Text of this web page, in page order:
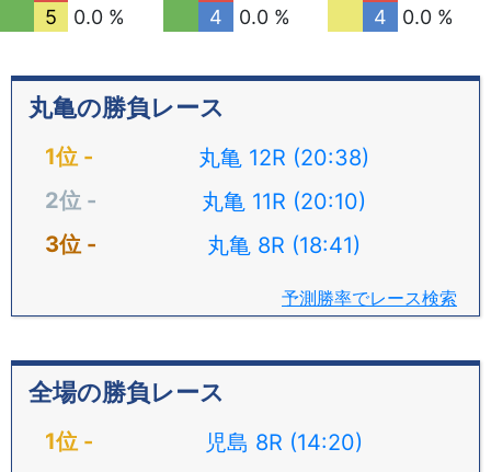
5
0.0 %
4
0.0 %
4
0.0 %
丸亀の勝負レース
丸亀 12R (20:38)
丸亀 11R (20:10)
丸亀 8R (18:41)
予測勝率でレース検索
全場の勝負レース
児島 8R (14:20)